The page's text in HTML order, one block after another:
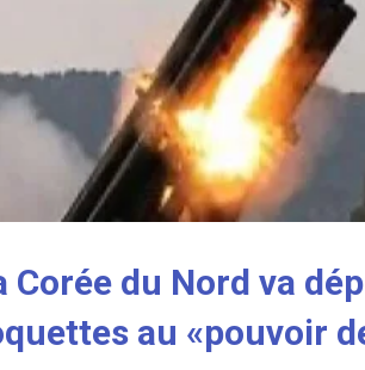
Corée du Nord va
au «pouvoir